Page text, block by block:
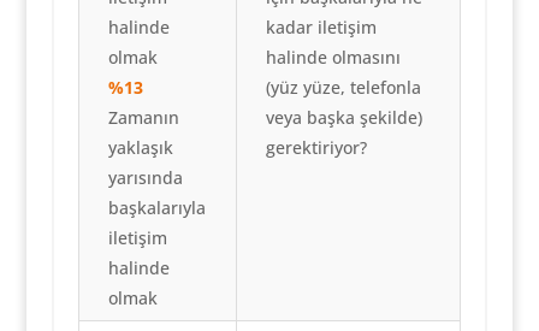
halinde
olmak
%13
Zamanın
yaklaşık
yarısında
başkalarıyla
iletişim
halinde
olmak
kadar iletişim
halinde olmasını
(yüz yüze, telefonla
veya başka şekilde)
gerektiriyor?